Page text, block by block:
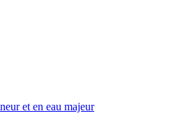
et en eau majeur